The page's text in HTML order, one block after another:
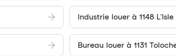
Industrie louer à 1148 L'Isle
Bureau louer à 1131